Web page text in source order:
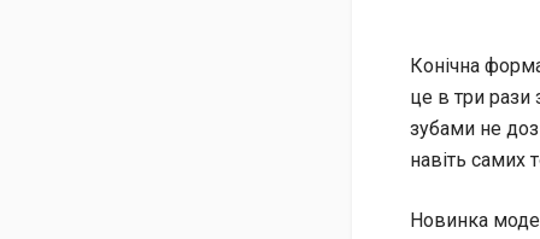
Конічна
це в три рази
зубами не
навіть самих
Новинка